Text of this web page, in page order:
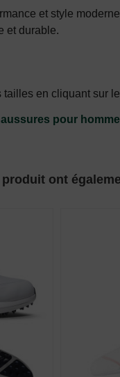
et style
et durable.
en cliquant sur le
pour
ont